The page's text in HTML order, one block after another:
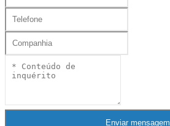
Enviar mensagem